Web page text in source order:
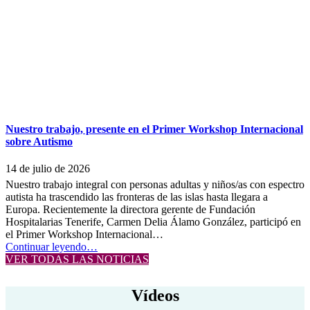
Personal”
Nuestro trabajo, presente en el Primer Workshop Internacional
sobre Autismo
14 de julio de 2026
Nuestro trabajo integral con personas adultas y niños/as con espectro
autista ha trascendido las fronteras de las islas hasta llegara a
Europa. Recientemente la directora gerente de Fundación
Hospitalarias Tenerife, Carmen Delia Álamo González, participó en
el Primer Workshop Internacional…
Continuar leyendo“Nuestro
trabajo,
…
VER TODAS LAS NOTICIAS
Vídeos